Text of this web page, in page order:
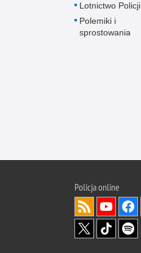
Lotnictwo Policji
Polemiki i
sprostowania
Policjaonline